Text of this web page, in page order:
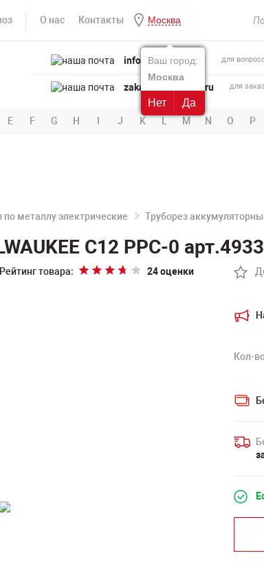
О нас Контакты Москва
Ваш город:
Москва
Нет Да
info@powertool.ru для
zakaz@powertool.ru для
E F G H I J K L M N O P
металлу электрические Труборез
C12 PPC-0
Рейтинг товара: 24 оценки
Кол-